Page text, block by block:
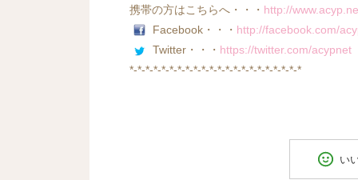
携帯の方はこちらへ・・・ http://
Facebook ・・・ http://facebook.com/
Twitter ・・・ https://twitter.com/acypnet
*-*-*-*-*-*-*-*-*-*-*-*-*-*-*-*-*-*-*-*-*-*
い